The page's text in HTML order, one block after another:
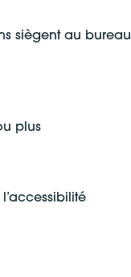
siègent au
plus